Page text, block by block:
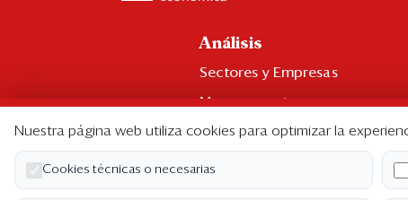
Análisis
Sectores y Empresas
Management
Economía y Finanzas
Ranking CEO
Nuestra página web utiliza cookies para optimizar la
Cookies técnicas o necesarias